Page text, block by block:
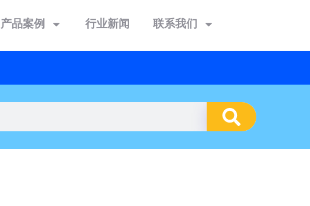
产品案例 行业新闻 联系我们